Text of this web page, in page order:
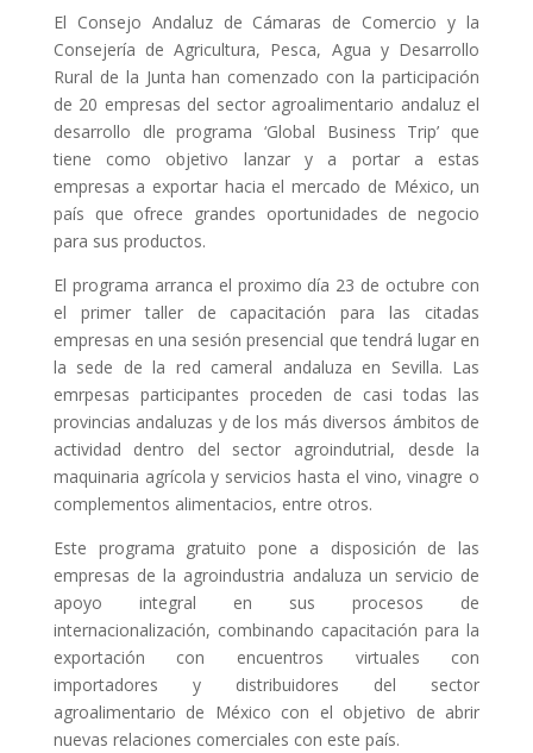
El Consejo Andaluz de Cámaras de Comercio y la
Consejería de Agricultura, Pesca, Agua y Desarrollo
Rural de la Junta han comenzado con la participación
de 20 empresas del sector agroalimentario andaluz el
desarrollo dle programa ‘Global Business Trip’ que
tiene como objetivo lanzar y a portar a estas
empresas a exportar hacia el mercado de México, un
país que ofrece grandes oportunidades de negocio
para sus productos.
El programa arranca el proximo día 23 de octubre con
el primer taller de capacitación para las citadas
empresas en una sesión presencial que tendrá lugar en
la sede de la red cameral andaluza en Sevilla. Las
emrpesas participantes proceden de casi todas las
provincias andaluzas y de los más diversos ámbitos de
actividad dentro del sector agroindutrial, desde la
maquinaria agrícola y servicios hasta el vino, vinagre o
complementos alimentacios, entre otros.
Este programa gratuito pone a disposición de las
empresas de la agroindustria andaluza un servicio de
apoyo integral en sus procesos de
internacionalización, combinando capacitación para la
exportación con encuentros virtuales con
importadores y distribuidores del sector
agroalimentario de México con el objetivo de abrir
nuevas relaciones comerciales con este país.